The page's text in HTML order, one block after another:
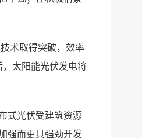
术取得突破，效率
太阳能光伏发电将
式光伏受建筑资源
强而更具强劲开发